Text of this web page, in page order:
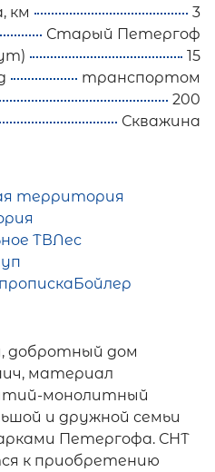
км
3
Старый Петергоф
15
транспортом
200
Скважина
территория
ТВЛес
Бойлер
добротный дом
материал
монолитный
и дружной семьи
Петергофа. СНТ
к приобретению